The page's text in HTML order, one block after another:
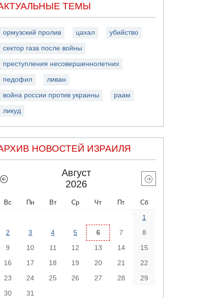
ТЕМЫ
ормузский пролив цахал убийство
сектор газа после войны
преступления несовершеннолетних
педофил ливан
война россии против украины раам
ликуд
НОВОСТЕЙ ИЗРАИЛЯ
Август
2026
Вс Пн Вт Ср Чт Пт Сб
1
2
3 4 5 6 7
8
9
10 11 12 13 14
15
16
17 18 19 20 21
22
23
24 25 26 27 28
29
30
31